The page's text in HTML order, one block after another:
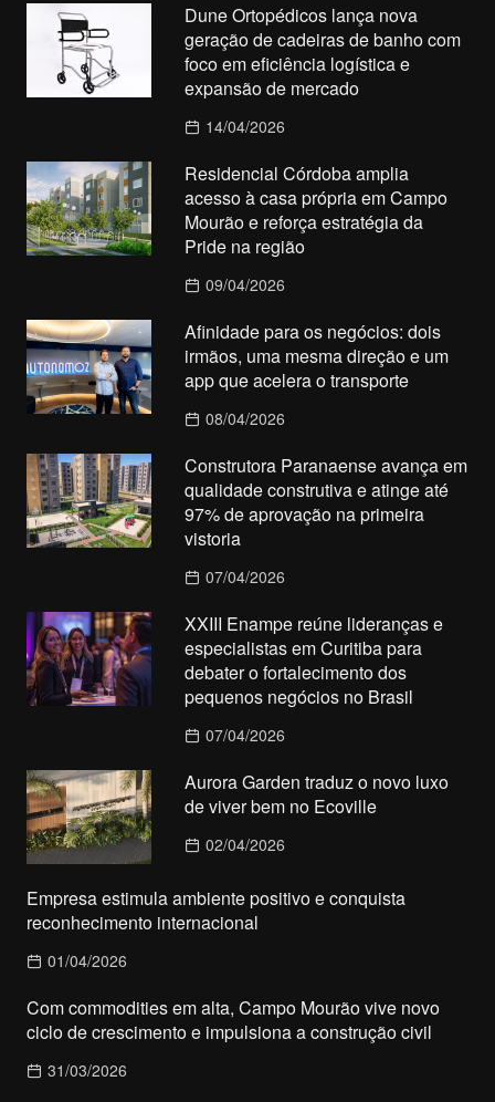
Dune Ortopédicos lança nova
geração de cadeiras de banho com
foco em eficiência logística e
expansão de mercado
14/04/2026
Residencial Córdoba amplia
acesso à casa própria em Campo
Mourão e reforça estratégia da
Pride na região
09/04/2026
Afinidade para os negócios: dois
irmãos, uma mesma direção e um
app que acelera o transporte
08/04/2026
Construtora Paranaense avança em
qualidade construtiva e atinge até
97% de aprovação na primeira
vistoria
07/04/2026
XXIII Enampe reúne lideranças e
especialistas em Curitiba para
debater o fortalecimento dos
pequenos negócios no Brasil
07/04/2026
Aurora Garden traduz o novo luxo
de viver bem no Ecoville
02/04/2026
Empresa estimula ambiente positivo e conquista
reconhecimento internacional
01/04/2026
Com commodities em alta, Campo Mourão vive novo
ciclo de crescimento e impulsiona a construção civil
31/03/2026